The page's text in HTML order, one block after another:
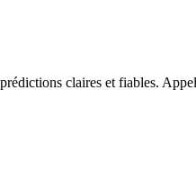
claires et fiables.